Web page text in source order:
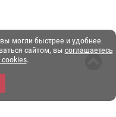
могли быстрее и удобнее
сайтом, вы соглашаетесь
cookies.